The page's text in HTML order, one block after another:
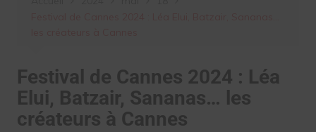
Festival de Cannes 2024 : Léa
Elui, Batzair, Sananas… les
créateurs à Cannes